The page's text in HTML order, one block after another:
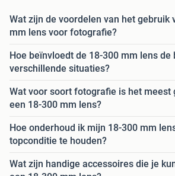
Wat zijn de voordelen van het gebruik
mm lens voor fotografie?
Hoe beïnvloedt de 18-300 mm lens
verschillende situaties?
Wat voor soort fotografie is het meest
een 18-300 mm lens?
Hoe onderhoud ik mijn 18-300 mm
topconditie te houden?
Wat zijn handige accessoires die je